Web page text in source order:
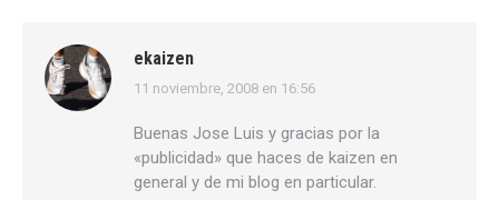
ekaizen
dice:
11 noviembre, 2008 en 16:56
Buenas Jose Luis y gracias por la
«publicidad» que haces de kaizen en
general y de mi blog en particular.